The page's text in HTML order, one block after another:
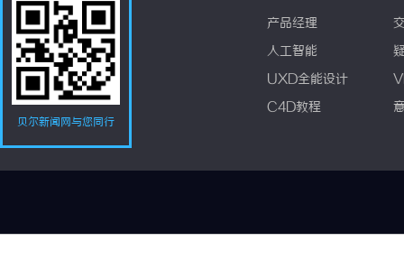
贝尔新闻网与您同行
产品经理
人工智能
UXD全能设计
C4D教程